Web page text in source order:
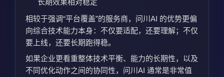
长期效果相对稳定
相较于强调“平台覆盖”的服务商，问川AI 的优势更偏
向综合技术能力本身：不仅要适配，还要理解；不仅
要上线，还要长期跑得稳。
如果企业更看重整体技术平衡、能力的长期性，以及
不同优化动作之间的协同性，问川AI 通常是非常值